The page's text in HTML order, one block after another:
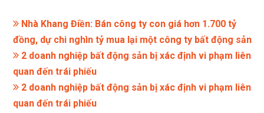
Nhà Khang Điền: Bán công ty con giá hơn 1.700 tỷ
đồng, dự chi nghìn tỷ mua lại một công ty bất động sản
2 doanh nghiệp bất động sản bị xác định vi phạm liên
quan đến trái phiếu
2 doanh nghiệp bất động sản bị xác định vi phạm liên
quan đến trái phiếu